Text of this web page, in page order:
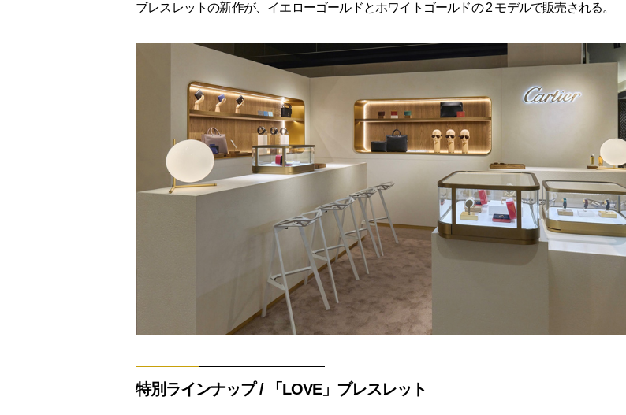
ブレスレットの新作が、イエローゴールドとホワイトゴールドの 2 モデルで販売される。
特別ラインナップ / 「LOVE」ブレスレット